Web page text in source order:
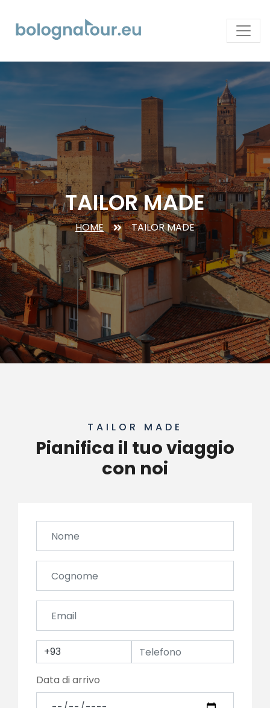
TAILOR MADE
HOME TAILOR MADE
TAILOR MADE
Pianifica il tuo viaggio
con noi
+93
Data di arrivo